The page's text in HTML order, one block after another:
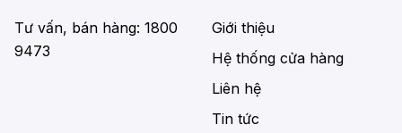
Tư vấn, bán hàng: 1800
9473
Giới thiệu
Hệ thống cửa hàng
Liên hệ
Tin tức